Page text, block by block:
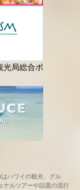
ハワイの観光、グル
ナルツアーや話題の流行